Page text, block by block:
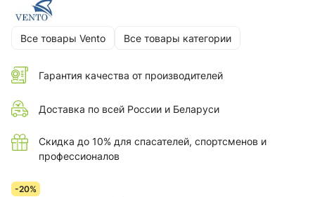
Все товары Vento Все товары категории
Гарантия качества от производителей
Доставка по всей России и Беларуси
Скидка до 10% для спасателей, спортсменов и
профессионалов
-20%